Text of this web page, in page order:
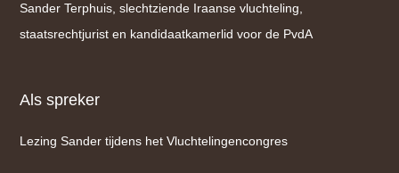
Sander Terphuis, slechtziende Iraanse vluchteling,
staatsrechtjurist en kandidaatkamerlid voor de PvdA
Als spreker
Lezing Sander tijdens het Vluchtelingencongres